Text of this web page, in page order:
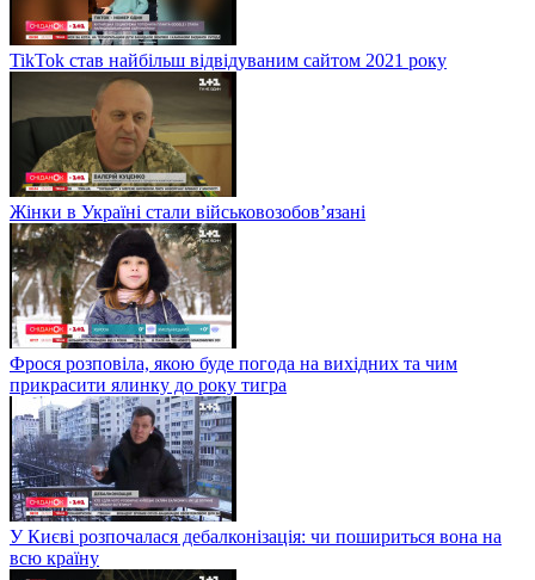
TikTok став найбільш відвідуваним сайтом 2021 року
Жінки в Україні стали військовозобов’язані
Фрося розповіла, якою буде погода на вихідних та чим
прикрасити ялинку до року тигра
У Києві розпочалася дебалконізація: чи пошириться вона на
всю країну